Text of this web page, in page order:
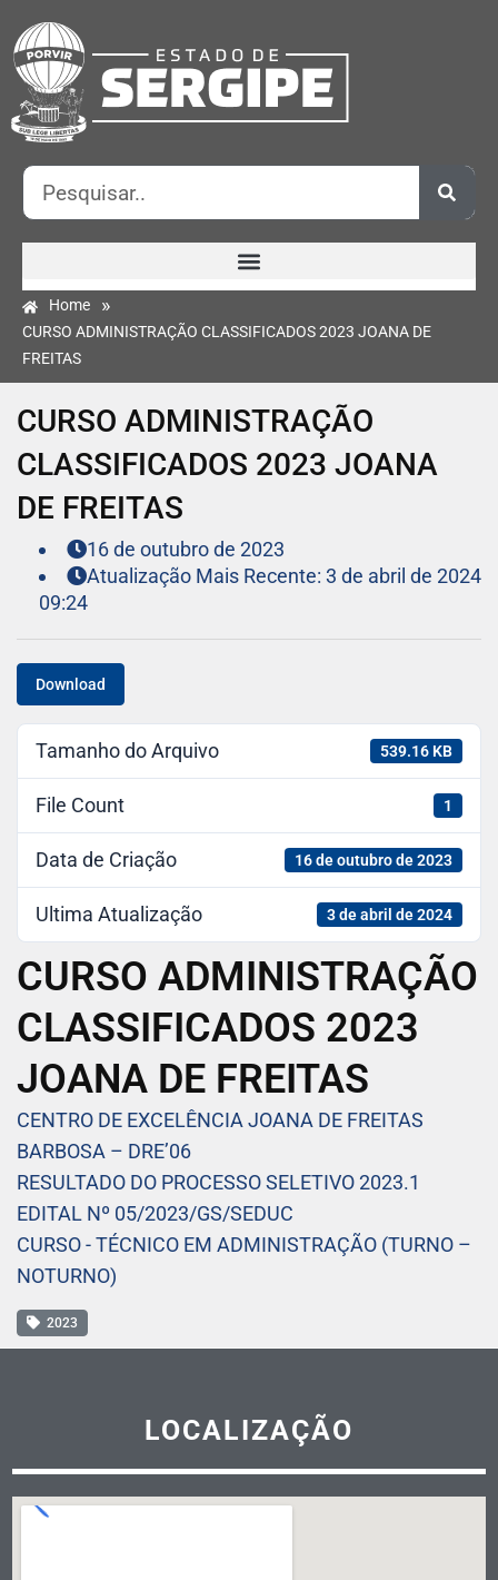
Home »
CURSO ADMINISTRAÇÃO CLASSIFICADOS 2023 JOANA DE
FREITAS
CURSO ADMINISTRAÇÃO
CLASSIFICADOS 2023 JOANA
DE FREITAS
16 de outubro de 2023
Atualização Mais Recente: 3 de abril de 2024
09:24
Download
Tamanho do Arquivo 539.16 KB
File Count 1
Data de Criação 16 de outubro de 2023
Ultima Atualização 3 de abril de 2024
CURSO ADMINISTRAÇÃO
CLASSIFICADOS 2023
JOANA DE FREITAS
CENTRO DE EXCELÊNCIA JOANA DE FREITAS
BARBOSA – DRE’06
RESULTADO DO PROCESSO SELETIVO 2023.1
EDITAL Nº 05/2023/GS/SEDUC
CURSO - TÉCNICO EM ADMINISTRAÇÃO (TURNO –
NOTURNO)
2023
LOCALIZAÇÃO